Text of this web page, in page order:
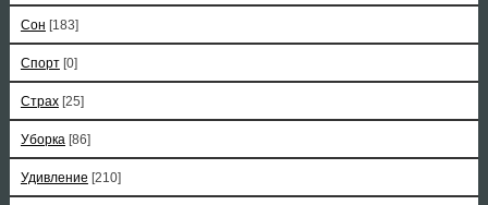
Сон [183]
Спорт [0]
Страх [25]
Уборка [86]
Удивление [210]